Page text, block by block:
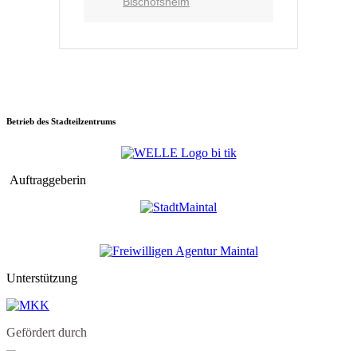
Betrieb des Stadteilzentrums
Auftraggeberin
Unterstützung
Gefördert durch